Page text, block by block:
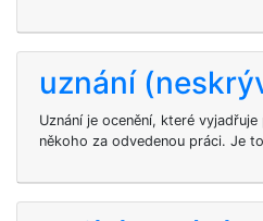
uznání
Uznání je ocenění, které
někoho za odvedenou práci. Je